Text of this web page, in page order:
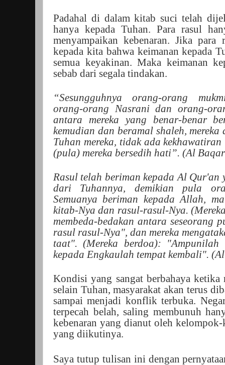
Padahal di dalam kitab suci telah
hanya kepada Tuhan. Para rasul
menyampaikan kebenaran. Jika para
kepada kita bahwa keimanan kepada
semua keyakinan. Maka keimanan
sebab dari segala tindakan.
“Sesungguhnya orang-orang
orang-orang Nasrani dan orang-
antara mereka yang benar-benar
kemudian dan beramal shaleh,
Tuhan mereka, tidak ada
(pula) mereka bersedih hati”. (Al
Rasul telah beriman kepada Al Qur'an
dari Tuhannya, demikian pula
Semuanya beriman kepada Allah,
kitab-Nya dan rasul-rasul-Nya.
membeda-bedakan antara seseorang
rasul rasul-Nya", dan mereka
taat". (Mereka berdoa):
kepada Engkaulah tempat kembali".
Kondisi yang sangat berbahaya ketika
selain Tuhan, masyarakat akan terus
sampai menjadi konflik terbuka.
terpecah belah, saling membunuh
kebenaran yang dianut oleh
yang diikutinya.
Saya tutup tulisan ini dengan